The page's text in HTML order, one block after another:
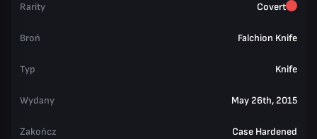
Rarity Covert
Broń Falchion Knife
Typ Knife
Wydany May 26th, 2015
Zakończ Case Hardened